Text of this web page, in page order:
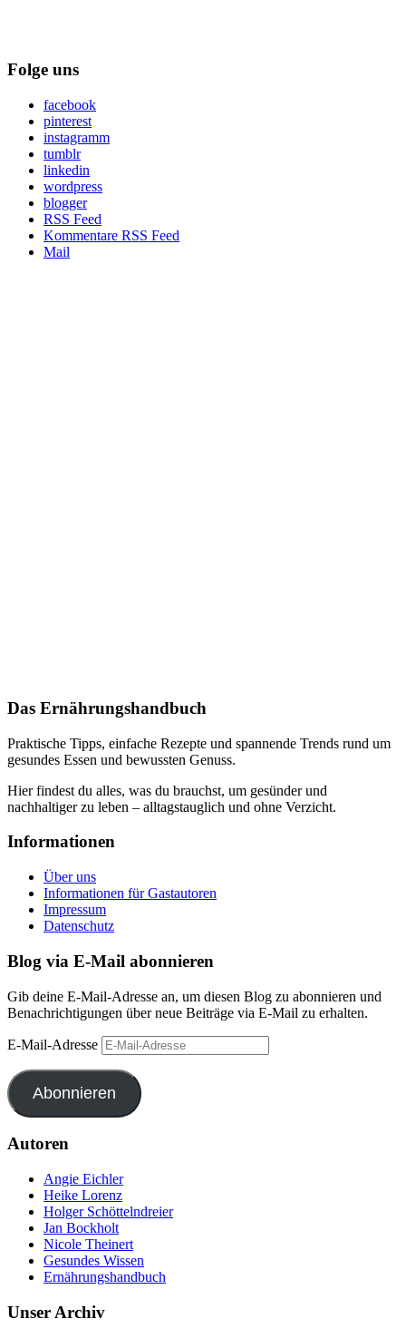
Folge uns
facebook
pinterest
instagramm
tumblr
linkedin
wordpress
blogger
RSS Feed
Kommentare RSS Feed
Mail
Das Ernährungshandbuch
Praktische Tipps, einfache Rezepte und spannende Trends rund um
gesundes Essen und bewussten Genuss.
Hier findest du alles, was du brauchst, um gesünder und
nachhaltiger zu leben – alltagstauglich und ohne Verzicht.
Informationen
Über uns
Informationen für Gastautoren
Impressum
Datenschutz
Blog via E-Mail abonnieren
Gib deine E-Mail-Adresse an, um diesen Blog zu abonnieren und
Benachrichtigungen über neue Beiträge via E-Mail zu erhalten.
E-Mail-Adresse
Abonnieren
Autoren
Angie Eichler
Heike Lorenz
Holger Schöttelndreier
Jan Bockholt
Nicole Theinert
Gesundes Wissen
Ernährungshandbuch
Unser Archiv